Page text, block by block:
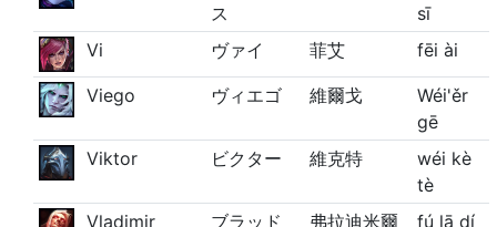
ス
sī
Vi
ヴァイ 菲艾 fēi ài
Viego ヴィエゴ 維爾戈
Wéi'ěr
gē
Viktor
ビクター 維克特
wéi kè
tè
Vladimir
ブラッド
弗拉迪米爾
fú lā dí